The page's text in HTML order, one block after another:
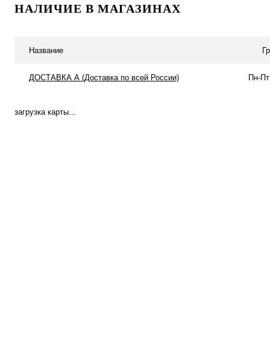
НАЛИЧИЕ В МАГАЗИНАХ
Название
ДОСТАВКА А (Доставка по всей России) Пн-
загрузка карты...